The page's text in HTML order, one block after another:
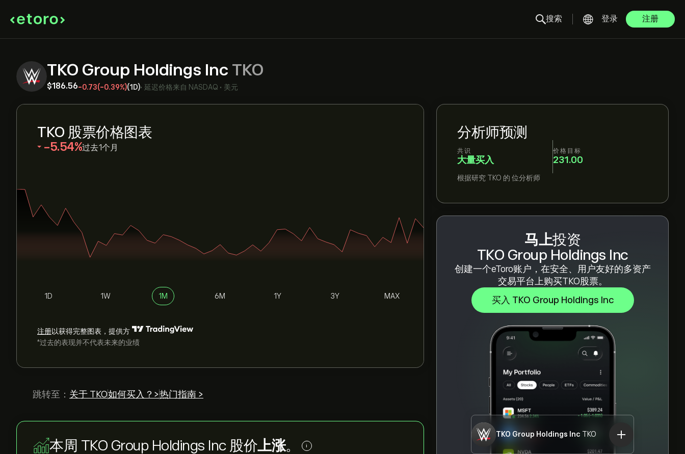
搜索 登录 注册
TKO Group Holdings Inc TKO
‎$‎186.56-0.73(-0.39%)(1D)• 延迟价格来自 NASDAQ • 美元
分析师预测
共识
大量买入
价格目标
231.00
根据研究 TKO 的 位分析师
马上投资
TKO Group Holdings Inc
创建一个eToro账户，在安全、用户友好的多资产
交易平台上购买TKO股票。
买入 TKO Group Holdings Inc
TKO Group Holdings Inc TKO
TKO 股票价格图表
‎-5.54‎ 过去1个月
1D 1W 1M 6M 1Y 3Y MAX
注册以获得完整图表，提供方
*过去的表现并不代表未来的业绩
跳转至： 关于 TKO如何买入？>热门指南 >
本周 TKO Group Holdings Inc 股价上涨。 i